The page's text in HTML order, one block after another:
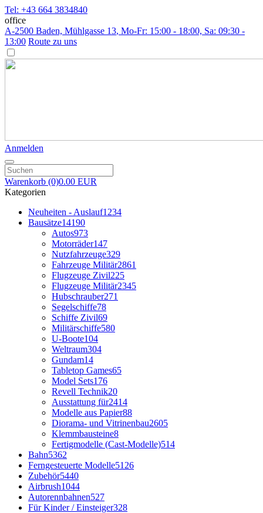
Tel: +43 664 3834840
office
A-2500 Baden, Mühlgasse 13, Mo-Fr: 15:00 - 18:00, Sa: 09:30 -
13:00 Route zu uns
Anmelden
Warenkorb (0)0.00 EUR
Kategorien
Neuheiten - Auslauf1234
Bausätze14190
Autos973
Motorräder147
Nutzfahrzeuge329
Fahrzeuge Militär2861
Flugzeuge Zivil225
Flugzeuge Militär2345
Hubschrauber271
Segelschiffe78
Schiffe Zivil69
Militärschiffe580
U-Boote104
Weltraum304
Gundam14
Tabletop Games65
Model Sets176
Revell Technik20
Ausstattung für2414
Modelle aus Papier88
Diorama- und Vitrinenbau2605
Klemmbausteine8
Fertigmodelle (Cast-Modelle)514
Bahn5362
Ferngesteuerte Modelle5126
Zubehör5440
Airbrush1044
Autorennbahnen527
Für Kinder / Einsteiger328